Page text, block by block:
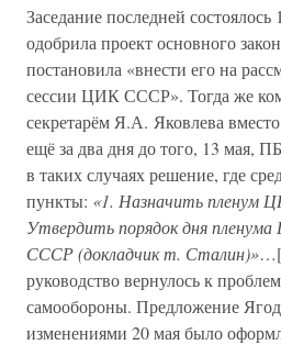
Заседание последней
одобрила проект основного
постановила «внести его на
сессии ЦИК СССР». Тогда же
секретарём Я.А. Яковлева
ещё за два дня до того, 13 мая,
в таких случаях решение, где
пункты: «1. Назначить пленум
Утвердить порядок дня
СССР (докладчик т. Сталин)»
руководство вернулось к
самообороны. Предложение
изменениями 20 мая было